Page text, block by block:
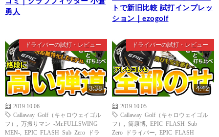
勇人
トで新旧比較 試打インプレッ
ション｜ezogolf
ドライバーの試打・レビュー
3:38
2019.10.06
Callaway Golf（キャロウェイゴル
フ）
万振りマン -Mr.FULLSWING
MEN-
EPIC FLASH Sub Zero ドラ
ドライバーの試打・レビュー
4:42
2019.10.05
Callaway Golf（キャロウェイゴル
フ）
筒康博
EPIC FLASH Sub
Zero ドライバー
EPIC FLASH